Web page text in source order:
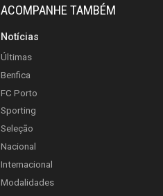
ACOMPANHE TAMBÉM
Notícias
Últimas
Benfica
FC Porto
Sporting
Seleção
Nacional
Internacional
Modalidades